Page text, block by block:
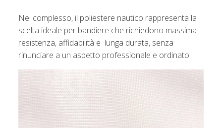
Nel complesso, il poliestere nautico rappresenta la
scelta ideale per bandiere che richiedono massima
resistenza, affidabilità e lunga durata, senza
rinunciare a un aspetto professionale e ordinato.